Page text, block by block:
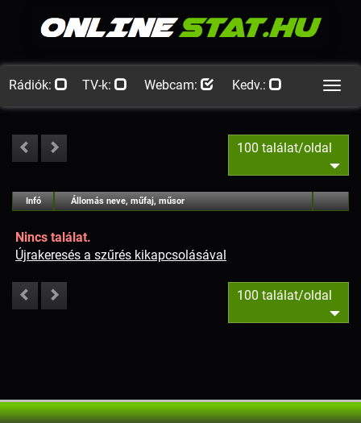
Rádiók: TV-k: Webcam: Kedv.:
100 találat/oldal
Infó Lejátszás
Állomás neve, műfaj, műsor
Nincs találat.
Újrakeresés a szűrés kikapcsolásával
100 találat/oldal